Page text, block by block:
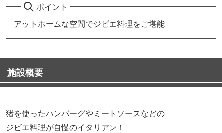
ポイント
アットホームな空間でジビエ料理をご堪能
施設概要
猪を使ったハンバーグやミートソースなどの
ジビエ料理が自慢のイタリアン！